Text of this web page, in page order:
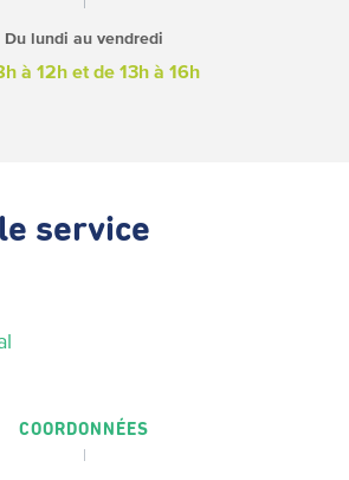
Du lundi au vendredi
à 12h et de 13h à 16h
le service
COORDONNÉES